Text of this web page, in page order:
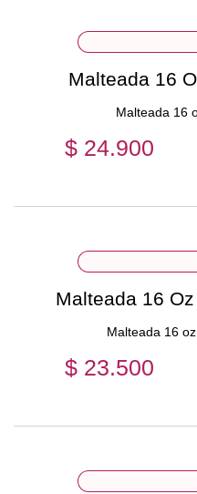
Malteada 16
Malteada 16
$ 24.900
Malteada 16
Malteada 16
$ 23.500